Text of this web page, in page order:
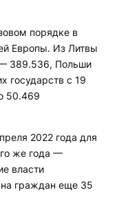
порядке в
Европы. Из Литвы
389.536, Польши
государств с 19
50.469
2022 года для
же года —
власти
граждан еще 35